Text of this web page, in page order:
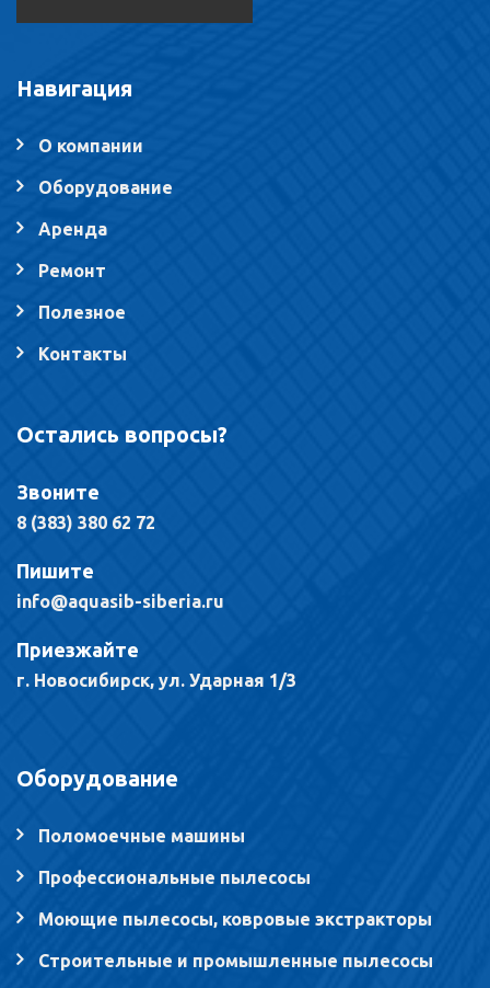
Навигация
О компании
Оборудование
Аренда
Ремонт
Полезное
Контакты
Остались вопросы?
Звоните
8 (383) 380 62 72
Пишите
info@aquasib-siberia.ru
Приезжайте
г. Новосибирск, ул. Ударная 1/3
Оборудование
Поломоечные машины
Профессиональные пылесосы
Моющие пылесосы, ковровые экстракторы
Строительные и промышленные пылесосы